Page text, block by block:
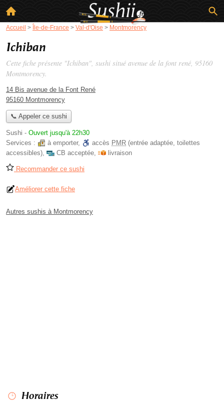
Accueil > Île-de-France > Val-d'Oise > Montmorency
Ichiban
Cette fiche présente "Ichiban", sushi situé avenue de la font rené, 95160
Montmorency.
14 Bis avenue de la Font René
95160 Montmorency
📞 Appeler ce sushi
Sushi - Ouvert jusqu'à 22h30
Services :
à emporter, accès PMR (entrée adaptée, toilettes
accessibles), CB acceptée, livraison
Recommander ce sushi
Améliorer cette fiche
Autres sushis à Montmorency
Horaires